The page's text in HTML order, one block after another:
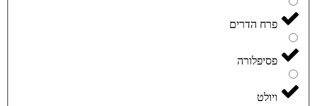
פרח הדרים
פסיפלורה
ויולט